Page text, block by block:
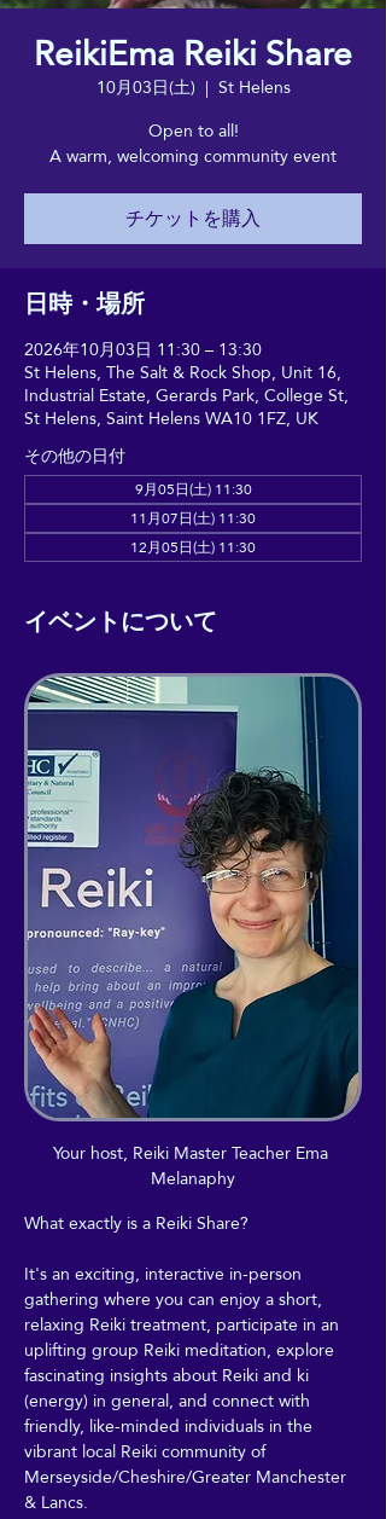
ReikiEma Reiki Share
10月03日(土)
  |
St Helens
Open to all!
A warm, welcoming community event
チケットを購入
日時・場所
2026年10月03日 11:30 – 13:30
St Helens, The Salt & Rock Shop, Unit 16,
Industrial Estate, Gerards Park, College St,
St Helens, Saint Helens WA10 1FZ, UK
その他の日付
9月05日(土) 11:30
11月07日(土) 11:30
12月05日(土) 11:30
イベントについて
Your host, Reiki Master Teacher Ema
Melanaphy
What exactly is a Reiki Share?
It's an exciting, interactive in-person
gathering where you can enjoy a short,
relaxing Reiki treatment, participate in an
uplifting group Reiki meditation, explore
fascinating insights about Reiki and ki
(energy) in general, and connect with
friendly, like-minded individuals in the
vibrant local Reiki community of
Merseyside/Cheshire/Greater Manchester
& Lancs.